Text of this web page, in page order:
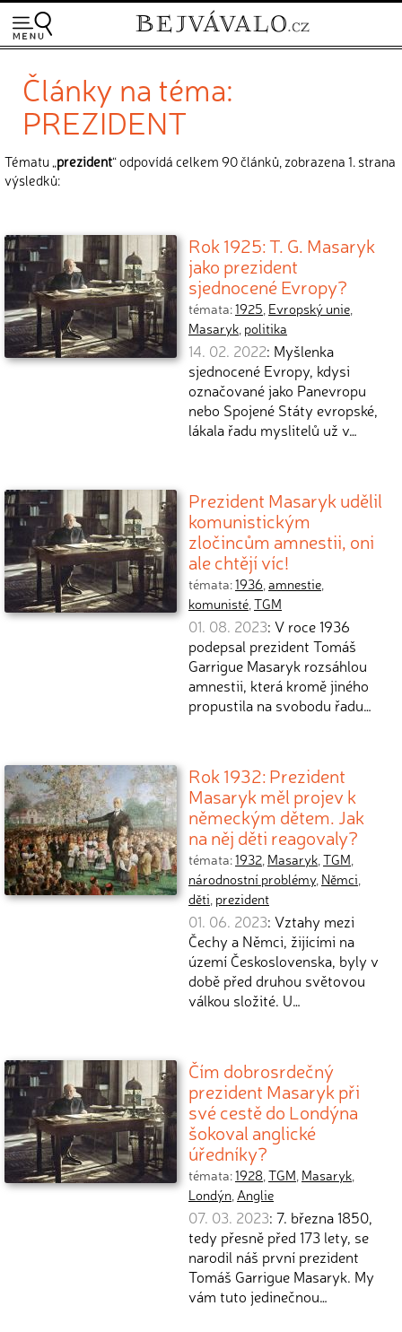
Články na téma:
PREZIDENT
Tématu „prezident“ odpovídá celkem 90 článků, zobrazena 1. strana
výsledků:
Rok 1925: T. G. Masaryk
jako prezident
sjednocené Evropy?
témata:1925, Evropský unie,
Masaryk, politika
14. 02. 2022: Myšlenka
sjednocené Evropy, kdysi
označované jako Panevropu
nebo Spojené Státy evropské,
lákala řadu myslitelů už v…
Prezident Masaryk udělil
komunistickým
zločincům amnestii, oni
ale chtějí víc!
témata:1936,amnestie,
komunisté,TGM
01. 08. 2023: V roce 1936
podepsal prezident Tomáš
Garrigue Masaryk rozsáhlou
amnestii, která kromě jiného
propustila na svobodu řadu…
Rok 1932: Prezident
Masaryk měl projev k
německým dětem. Jak
na něj děti reagovaly?
témata:1932, Masaryk,TGM,
národnostní problémy, Němci,
děti, prezident
01. 06. 2023: Vztahy mezi
Čechy a Němci, žijícími na
území Československa, byly v
době před druhou světovou
válkou složité. U…
Čím dobrosrdečný
prezident Masaryk při
své cestě do Londýna
šokoval anglické
úředníky?
témata:1928,TGM, Masaryk,
Londýn,Anglie
07. 03. 2023: 7. března 1850,
tedy přesně před 173 lety, se
narodil náš první prezident
Tomáš Garrigue Masaryk. My
vám tuto jedinečnou…